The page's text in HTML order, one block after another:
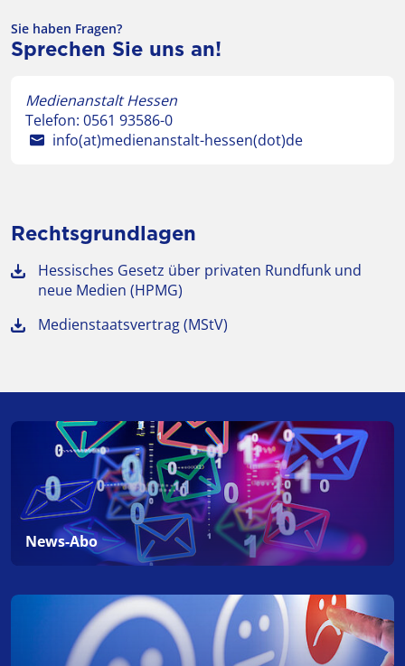
Sie haben Fragen?
Sprechen Sie uns an!
Medienanstalt Hessen
Telefon: 0561 93586-0
info(at)medienanstalt-hessen(dot)de
Rechtsgrundlagen
Hessisches Gesetz über privaten Rundfunk und
neue Medien (HPMG)
Medienstaatsvertrag (MStV)
News-Abo